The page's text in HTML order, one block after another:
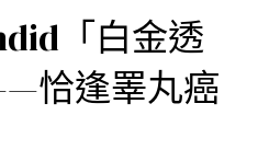
「白金透
恰逢睪丸癌